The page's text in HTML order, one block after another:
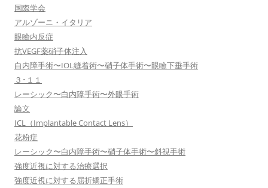
国際学会
アルゾーニ・イタリア
眼瞼内反症
抗VEGF薬硝子体注入
白内障手術〜IOL縫着術〜硝子体手術〜眼瞼下垂手術
３･１１
レーシック〜白内障手術〜外眼手術
論文
ICL（Implantable Contact Lens）
花粉症
レーシック〜白内障手術〜硝子体手術〜斜視手術
強度近視に対する治療選択
強度近視に対する屈折矯正手術